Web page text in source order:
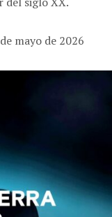
mayo de 2026